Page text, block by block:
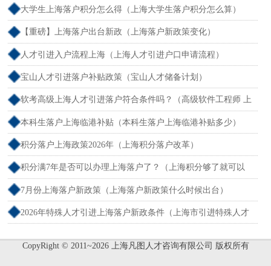
大学生上海落户积分怎么得（上海大学生落户积分怎么算）
【重磅】上海落户出台新政（上海落户新政策变化）
人才引进入户流程上海（上海人才引进户口申请流程）
宝山人才引进落户补贴政策（宝山人才储备计划）
软考高级上海人才引进落户符合条件吗？（高级软件工程师 上
海落户）
本科生落户上海临港补贴（本科生落户上海临港补贴多少）
积分落户上海政策2026年（上海积分落户改革）
积分满7年是否可以办理上海落户了？（上海积分够了就可以
落户吗）
7月份上海落户新政策（上海落户新政策什么时候出台）
2026年特殊人才引进上海落户新政条件（上海市引进特殊人才
CopyRight © 2011~2026 上海凡图人才咨询有限公司 版权所有